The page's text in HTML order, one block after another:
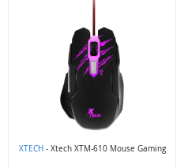
XTECH- Xtech XTM-610 Mouse Gaming